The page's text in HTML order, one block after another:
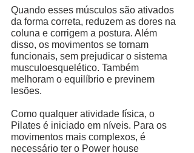
Quando esses músculos são ativados
da forma correta, reduzem as dores na
coluna e corrigem a postura. Além
disso, os movimentos se tornam
funcionais, sem prejudicar o sistema
musculoesquelético. Também
melhoram o equilíbrio e previnem
lesões.
Como qualquer atividade física, o
Pilates é iniciado em níveis. Para os
movimentos mais complexos, é
necessário ter o Power house